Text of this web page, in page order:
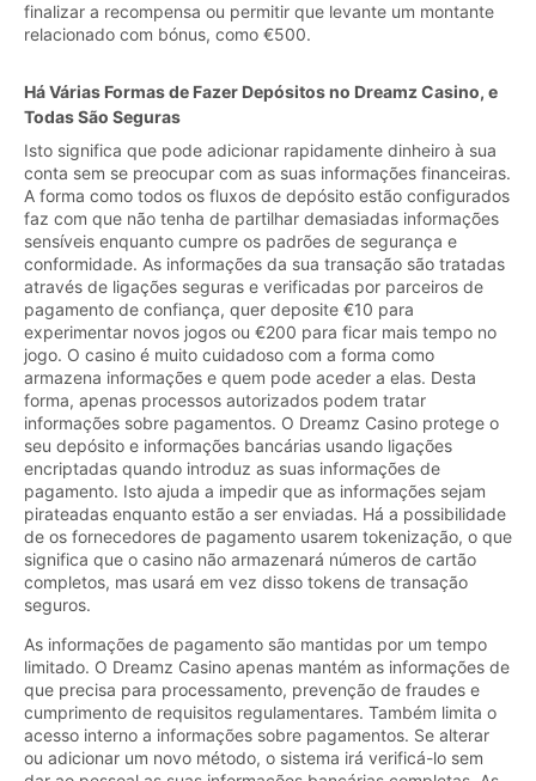
finalizar a recompensa ou permitir que levante um montante
relacionado com bónus, como €500.
Há Várias Formas de Fazer Depósitos no Dreamz Casino, e
Todas São Seguras
Isto significa que pode adicionar rapidamente dinheiro à sua
conta sem se preocupar com as suas informações financeiras.
A forma como todos os fluxos de depósito estão configurados
faz com que não tenha de partilhar demasiadas informações
sensíveis enquanto cumpre os padrões de segurança e
conformidade. As informações da sua transação são tratadas
através de ligações seguras e verificadas por parceiros de
pagamento de confiança, quer deposite €10 para
experimentar novos jogos ou €200 para ficar mais tempo no
jogo. O casino é muito cuidadoso com a forma como
armazena informações e quem pode aceder a elas. Desta
forma, apenas processos autorizados podem tratar
informações sobre pagamentos. O Dreamz Casino protege o
seu depósito e informações bancárias usando ligações
encriptadas quando introduz as suas informações de
pagamento. Isto ajuda a impedir que as informações sejam
pirateadas enquanto estão a ser enviadas. Há a possibilidade
de os fornecedores de pagamento usarem tokenização, o que
significa que o casino não armazenará números de cartão
completos, mas usará em vez disso tokens de transação
seguros.
As informações de pagamento são mantidas por um tempo
limitado. O Dreamz Casino apenas mantém as informações de
que precisa para processamento, prevenção de fraudes e
cumprimento de requisitos regulamentares. Também limita o
acesso interno a informações sobre pagamentos. Se alterar
ou adicionar um novo método, o sistema irá verificá-lo sem